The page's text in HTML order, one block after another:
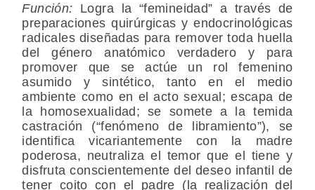
Función: Logra la “femineidad” a través de
preparaciones quirúrgicas y endocrinológicas
radicales diseñadas para remover toda huella
del género anatómico verdadero y para
promover que se actúe un rol femenino
asumido y sintético, tanto en el medio
ambiente como en el acto sexual; escapa de
la homosexualidad; se somete a la temida
castración (“fenómeno de libramiento”), se
identifica vicariantemente con la madre
poderosa, neutraliza el temor que el tiene y
disfruta conscientemente del deseo infantil de
tener coito con el padre (la realización del